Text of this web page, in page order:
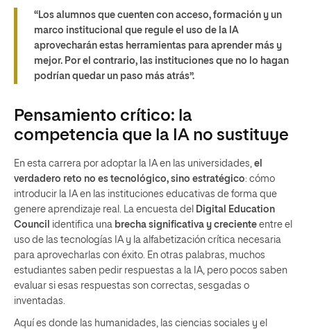
“Los alumnos que cuenten con acceso, formación y un
marco institucional que regule el uso de la IA
aprovecharán estas herramientas para aprender más y
mejor. Por el contrario, las instituciones que no lo hagan
podrían quedar un paso más atrás”.
Pensamiento crítico: la
competencia que la IA no sustituye
En esta carrera por adoptar la IA en las universidades, el
verdadero reto no es tecnológico, sino estratégico: cómo
introducir la IA en las instituciones educativas de forma que
genere aprendizaje real. La encuesta del Digital Education
Council
identifica una brecha significativa y creciente entre el
uso de las tecnologías IA y la alfabetización crítica necesaria
para aprovecharlas con éxito. En otras palabras, muchos
estudiantes saben pedir respuestas a la IA, pero pocos saben
evaluar si esas respuestas son correctas, sesgadas o
inventadas.
Aquí es donde las humanidades, las ciencias sociales y el